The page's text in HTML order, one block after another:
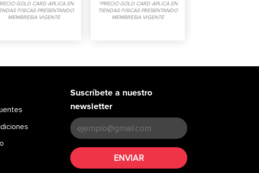
GOLD CARD APLICA EN
FISICAS PRESENTANDO
MEMBRESIA VIGENTE
*PRECIO GOLD CARD APLICA EN
TIENDAS FISICAS PRESENTANDO
MEMBRESIA VIGENTE
Suscríbete a nuestro
newsletter